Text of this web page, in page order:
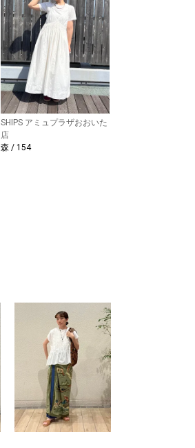
SHIPS アミュプラザおおいた
店
森 / 154